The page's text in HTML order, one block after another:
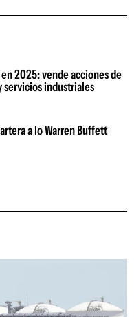
2025: vende acciones de
servicios industriales
a lo Warren Buffett